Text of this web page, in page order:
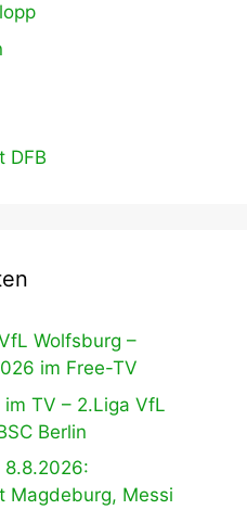
DFB
Wolfsburg –
im Free-TV
im TV – 2.Liga VfL
Berlin
8.8.2026:
Magdeburg, Messi